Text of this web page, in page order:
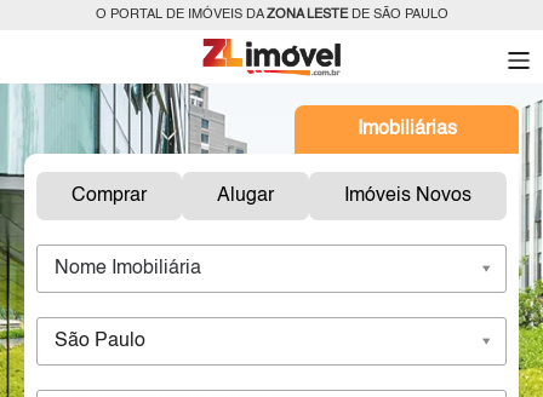
O PORTAL DE IMÓVEIS DAZONA LESTEDE SÃO PAULO
Comprar Alugar Imóveis Novos
Imobiliárias
Nome Imobiliária
São Paulo